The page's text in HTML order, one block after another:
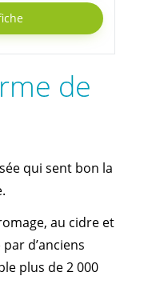
de
qui sent bon la
au cidre et
d’anciens
plus de 2 000